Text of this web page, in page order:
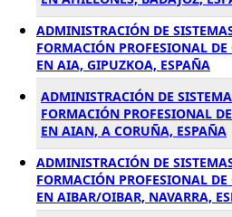
ADMINISTRACIÓN DE
FORMACIÓN PROFESIONAL
EN AIA, GIPUZKOA, ESPAÑA
ADMINISTRACIÓN DE
FORMACIÓN PROFESIONAL
EN AIAN, A CORUÑA, ESPAÑA
ADMINISTRACIÓN DE
FORMACIÓN PROFESIONAL
EN AIBAR/OIBAR, NAVARRA,